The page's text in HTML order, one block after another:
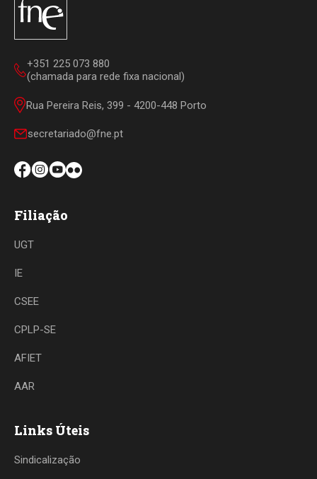
+351 225 073 880
(chamada para rede fixa nacional)
Rua Pereira Reis, 399 - 4200-448 Porto
secretariado@fne.pt
Filiação
UGT
IE
CSEE
CPLP-SE
AFIET
AAR
Links Úteis
Sindicalização